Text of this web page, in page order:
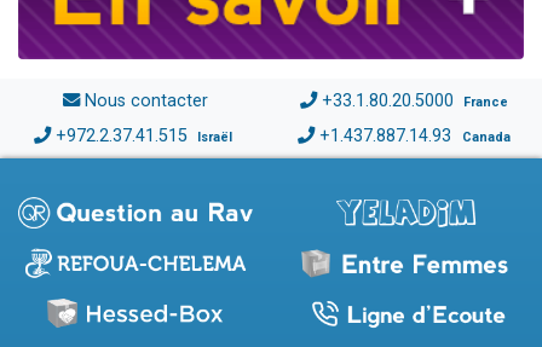
Nous contacter +33.1.80.20.5000 France
+972.2.37.41.515 Israël +1.437.887.14.93 Canada